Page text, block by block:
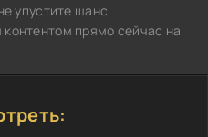
упустите шанс
прямо сейчас на